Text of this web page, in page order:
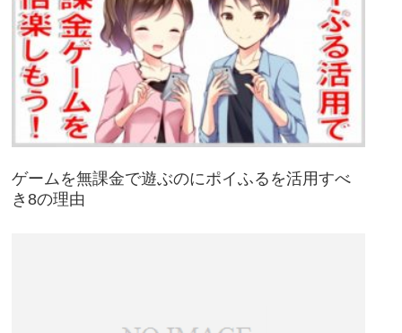
ゲームを無課金で遊ぶのにポイふるを活用すべ
き8の理由